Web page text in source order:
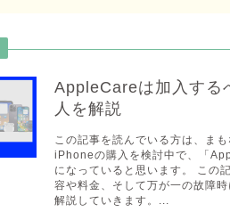
AppleCareは加入する
人を解説
この記事を読んでいる方は、ま
iPhoneの購入を検討中で、「
になっていると思います。 この
容や料金、そして万が一の故障
解説していきます。...